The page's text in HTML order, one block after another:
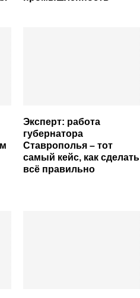
Эксперт: работа
губернатора
Ставрополья – тот
самый кейс, как сделать
всё правильно